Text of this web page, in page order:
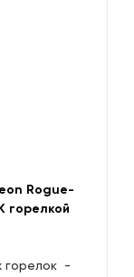
Rogue-
горелкой
горелок
-